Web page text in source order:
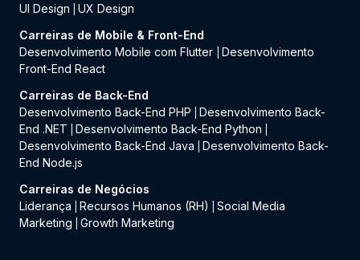
UI Design
UX Design
Carreiras de Mobile & Front-End
Desenvolvimento Mobile com Flutter
Desenvolvimento
Front-End React
Carreiras de Back-End
Desenvolvimento Back-End PHP
Desenvolvimento Back-
End .NET
Desenvolvimento Back-End Python
Desenvolvimento Back-End Java
Desenvolvimento Back-
End Node.js
Carreiras de Negócios
Liderança
Recursos Humanos (RH)
Social Media
Marketing
Growth Marketing